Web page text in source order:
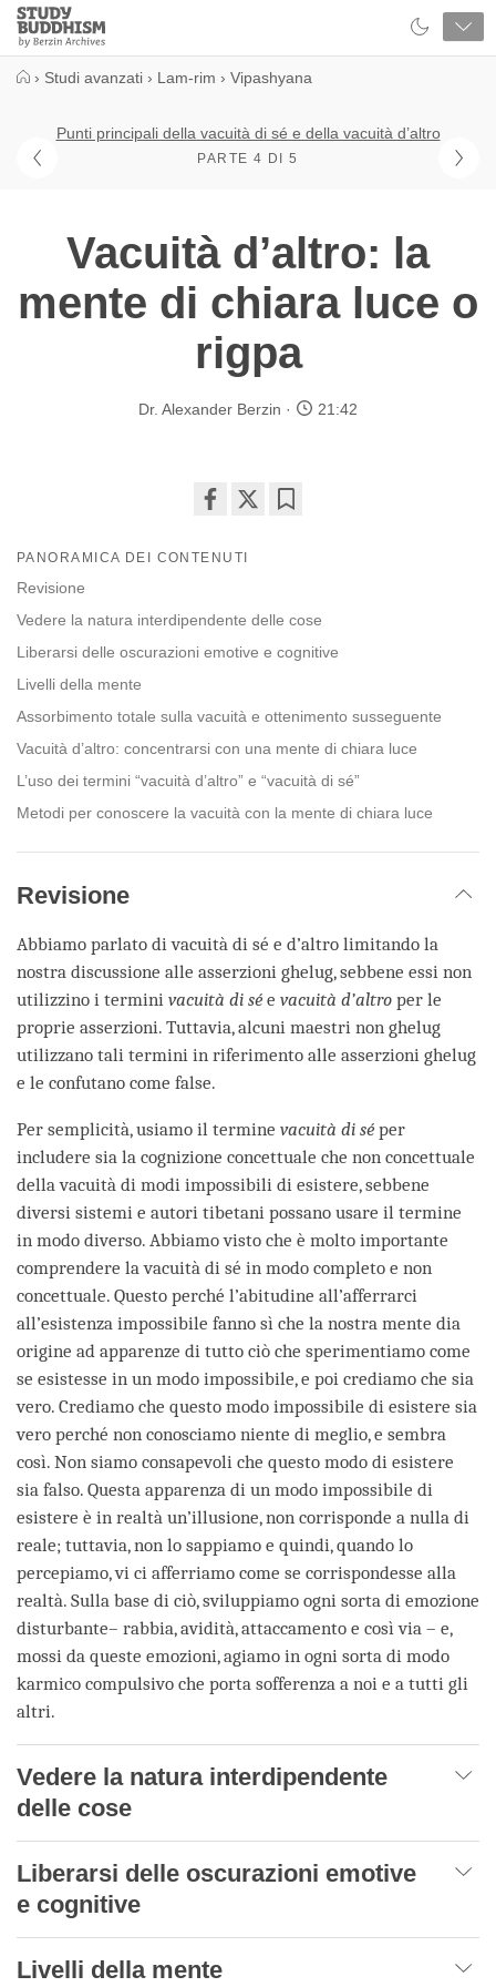
Close
Study
Buddhism
› Studi avanzati › Lam-rim › Vipashyana
Punti principali della vacuità di sé e della vacuità d’altro
PARTE 4 DI 5
Vacuità d’altro: la
mente di chiara luce o
rigpa
Dr. Alexander Berzin 21:42
on
PANORAMICA DEI CONTENUTI
Revisione
Vedere la natura interdipendente delle cose
Liberarsi delle oscurazioni emotive e cognitive
Livelli della mente
Assorbimento totale sulla vacuità e ottenimento susseguente
Vacuità d’altro: concentrarsi con una mente di chiara luce
L’uso dei termini “vacuità d’altro” e “vacuità di sé”
Metodi per conoscere la vacuità con la mente di chiara luce
Revisione
Abbiamo parlato di vacuità di sé e d’altro limitando la
nostra discussione alle asserzioni ghelug, sebbene essi non
utilizzino i termini vacuità di sé e vacuità d’altro per le
proprie asserzioni. Tuttavia, alcuni maestri non ghelug
utilizzano tali termini in riferimento alle asserzioni ghelug
e le confutano come false.
Per semplicità, usiamo il termine vacuità di sé per
includere sia la cognizione concettuale che non concettuale
della vacuità di modi impossibili di esistere, sebbene
diversi sistemi e autori tibetani possano usare il termine
in modo diverso. Abbiamo visto che è molto importante
comprendere la vacuità di sé in modo completo e non
concettuale. Questo perché l’abitudine all’afferrarci
all’esistenza impossibile fanno sì che la nostra mente dia
origine ad apparenze di tutto ciò che sperimentiamo come
se esistesse in un modo impossibile, e poi crediamo che sia
vero. Crediamo che questo modo impossibile di esistere sia
vero perché non conosciamo niente di meglio, e sembra
così. Non siamo consapevoli che questo modo di esistere
sia falso. Questa apparenza di un modo impossibile di
esistere è in realtà un’illusione, non corrisponde a nulla di
reale; tuttavia, non lo sappiamo e quindi, quando lo
percepiamo, vi ci afferriamo come se corrispondesse alla
realtà. Sulla base di ciò, sviluppiamo ogni sorta di emozione
disturbante– rabbia, avidità, attaccamento e così via – e,
mossi da queste emozioni, agiamo in ogni sorta di modo
karmico compulsivo che porta sofferenza a noi e a tutti gli
altri.
Vedere la natura interdipendente
delle cose
Liberarsi delle oscurazioni emotive
e cognitive
Livelli della mente